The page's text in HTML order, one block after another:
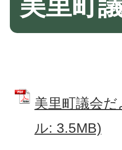
美里町
美里町議会
ル: 3.5MB)